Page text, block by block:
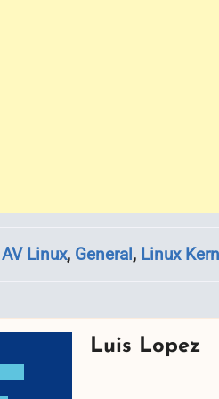
AV Linux, General, Linux
Luis Lopez